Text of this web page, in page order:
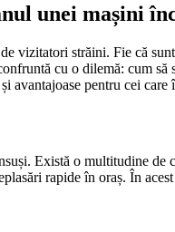
unei mașini
străini. Fie că
cu o dilemă: cum
pentru cei
Există o multitudine
rapide în oraș. În